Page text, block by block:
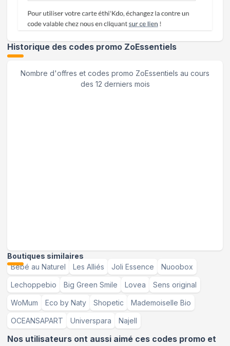
Historique des codes promo ZoEssentiels
Nombre d'offres et codes promo ZoEssentiels au cours
des 12 derniers mois
Boutiques similaires
Bébé au Naturel
Les Alliés Joli Essence Nuoobox
Lechoppebio Big Green Smile Lovea Sens original
WoMum Eco by Naty Shopetic Mademoiselle Bio
OCEANSAPART Universpara Najell
Nos utilisateurs ont aussi aimé ces codes promo et